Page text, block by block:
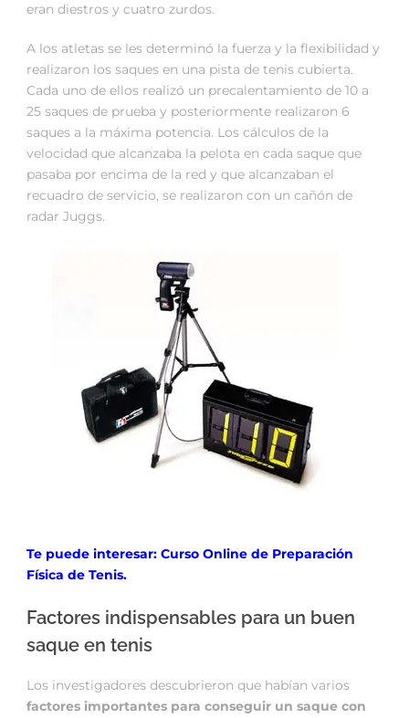
eran diestros y cuatro zurdos.
A los atletas se les determinó la fuerza y la flexibilidad y
realizaron los saques en una pista de tenis cubierta.
Cada uno de ellos realizó un precalentamiento de 10 a
25 saques de prueba y posteriormente realizaron 6
saques a la máxima potencia. Los cálculos de la
velocidad que alcanzaba la pelota en cada saque que
pasaba por encima de la red y que alcanzaban el
recuadro de servicio, se realizaron con un cañón de
radar Juggs.
Te puede interesar: Curso Online de Preparación
Física de Tenis.
Factores indispensables para un buen
saque en tenis
Los investigadores descubrieron que habían varios
factores importantes para conseguir un saque con